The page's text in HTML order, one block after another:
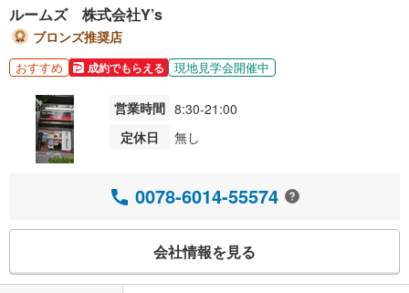
ルームズ 株式会社Y’s
ブロンズ推奨店
おすすめ 成約でもらえる 現地見学会開催中
営業時間 8:30-21:00
定休日
無し
0078-6014-55574
会社情報を見る